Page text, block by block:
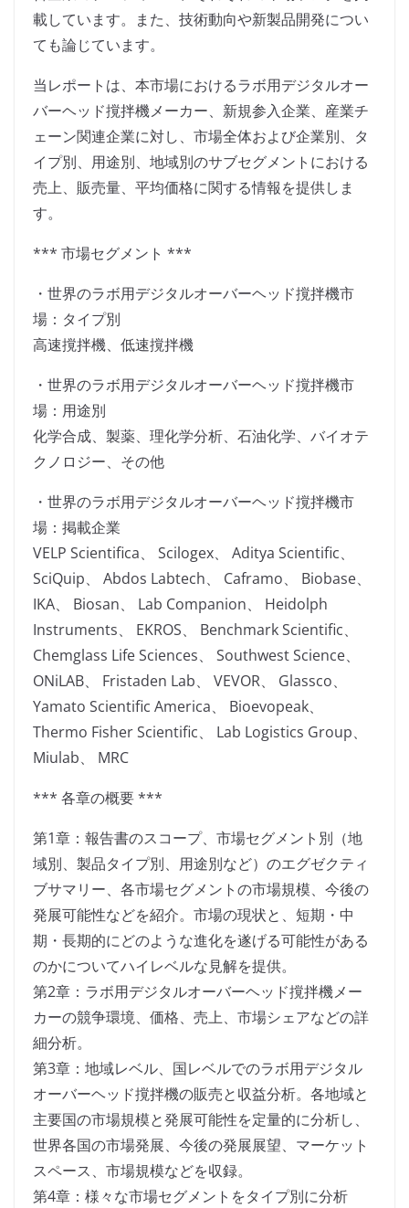
載しています。また、技術動向や新製品開発につい
ても論じています。
当レポートは、本市場におけるラボ用デジタルオー
バーヘッド撹拌機メーカー、新規参入企業、産業チ
ェーン関連企業に対し、市場全体および企業別、タ
イプ別、用途別、地域別のサブセグメントにおける
売上、販売量、平均価格に関する情報を提供しま
す。
*** 市場セグメント ***
・世界のラボ用デジタルオーバーヘッド撹拌機市
場：タイプ別
高速撹拌機、低速撹拌機
・世界のラボ用デジタルオーバーヘッド撹拌機市
場：用途別
化学合成、製薬、理化学分析、石油化学、バイオテ
クノロジー、その他
・世界のラボ用デジタルオーバーヘッド撹拌機市
場：掲載企業
VELP Scientifica、 Scilogex、 Aditya Scientific、
SciQuip、 Abdos Labtech、 Caframo、 Biobase、
IKA、 Biosan、 Lab Companion、 Heidolph
Instruments、 EKROS、 Benchmark Scientific、
Chemglass Life Sciences、 Southwest Science、
ONiLAB、 Fristaden Lab、 VEVOR、 Glassco、
Yamato Scientific America、 Bioevopeak、
Thermo Fisher Scientific、 Lab Logistics Group、
Miulab、 MRC
*** 各章の概要 ***
第1章：報告書のスコープ、市場セグメント別（地
域別、製品タイプ別、用途別など）のエグゼクティ
ブサマリー、各市場セグメントの市場規模、今後の
発展可能性などを紹介。市場の現状と、短期・中
期・長期的にどのような進化を遂げる可能性がある
のかについてハイレベルな見解を提供。
第2章：ラボ用デジタルオーバーヘッド撹拌機メー
カーの競争環境、価格、売上、市場シェアなどの詳
細分析。
第3章：地域レベル、国レベルでのラボ用デジタル
オーバーヘッド撹拌機の販売と収益分析。各地域と
主要国の市場規模と発展可能性を定量的に分析し、
世界各国の市場発展、今後の発展展望、マーケット
スペース、市場規模などを収録。
第4章：様々な市場セグメントをタイプ別に分析